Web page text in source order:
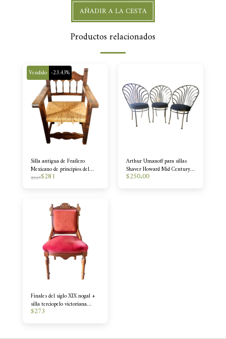
AÑADIR A LA CESTA
Productos relacionados
Vendido -23.43%
Silla antigua de Frailero
Mexicano de principios del
siglo XX
$367$281
Arthur Umanoff para sillas
Shaver Howard Mid Century -
Juego de 3
$250.00
Finales del siglo XIX nogal +
silla terciopelo victoriana
Eastlake
$273